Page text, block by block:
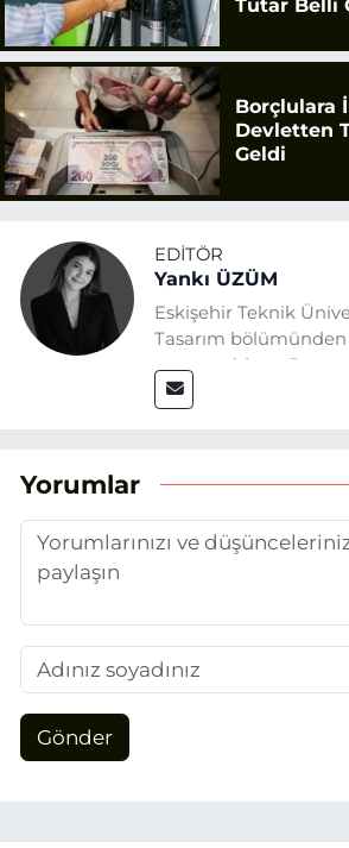
Tutar Belli
Borçlulara
Devletten
Geldi
EDITÖR
Yankı ÜZÜM
Eskişehir Teknik
Tasarım bölümünden
mezun oldum. Basın
2025’te Eskişehir
aktarmayı
Yorumlar
Gönder